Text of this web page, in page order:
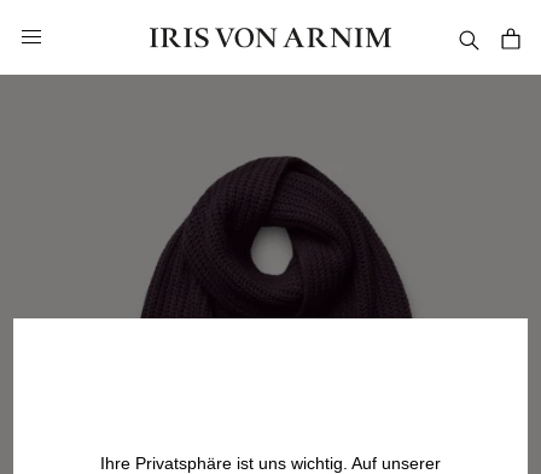
Ihre Privatsphäre ist uns wichtig. Auf unserer